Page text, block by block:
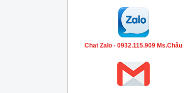
Chat Zalo - 0932.115.909 Ms.Châu